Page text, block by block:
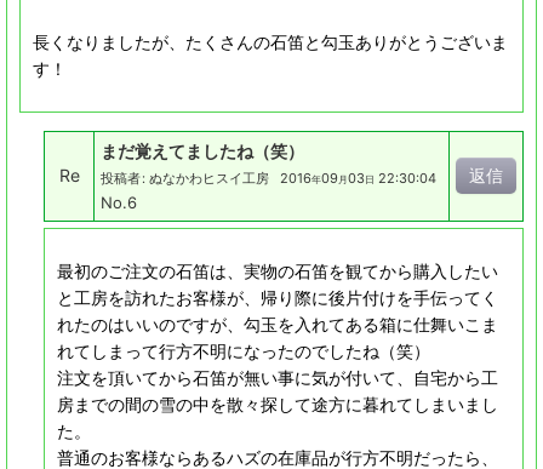
長くなりましたが、たくさんの石笛と勾玉ありがとうございま
す！
Re
まだ覚えてましたね（笑）
投稿者: ぬなかわヒスイ工房 2016年09 月03日 22:30:04
No.6
返信
最初のご注文の石笛は、実物の石笛を観てから購入したい
と工房を訪れたお客様が、帰り際に後片付けを手伝ってく
れたのはいいのですが、勾玉を入れてある箱に仕舞いこま
れてしまって行方不明になったのでしたね（笑）
注文を頂いてから石笛が無い事に気が付いて、自宅から工
房までの間の雪の中を散々探して途方に暮れてしまいまし
た。
普通のお客様ならあるハズの在庫品が行方不明だったら、